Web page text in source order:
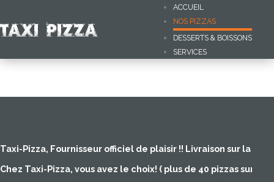
Desserts
ACCUEIL
NOS PIZZAS
DESSERTS & BOISSONS
SERVICES
NOSPIZZAS
Taxi-Pizza, Fournisseur officiel de plaisir !! Livraison sur la
Chez Taxi-Pizza, vous avez le choix! ( plus de 40 pizzas sur